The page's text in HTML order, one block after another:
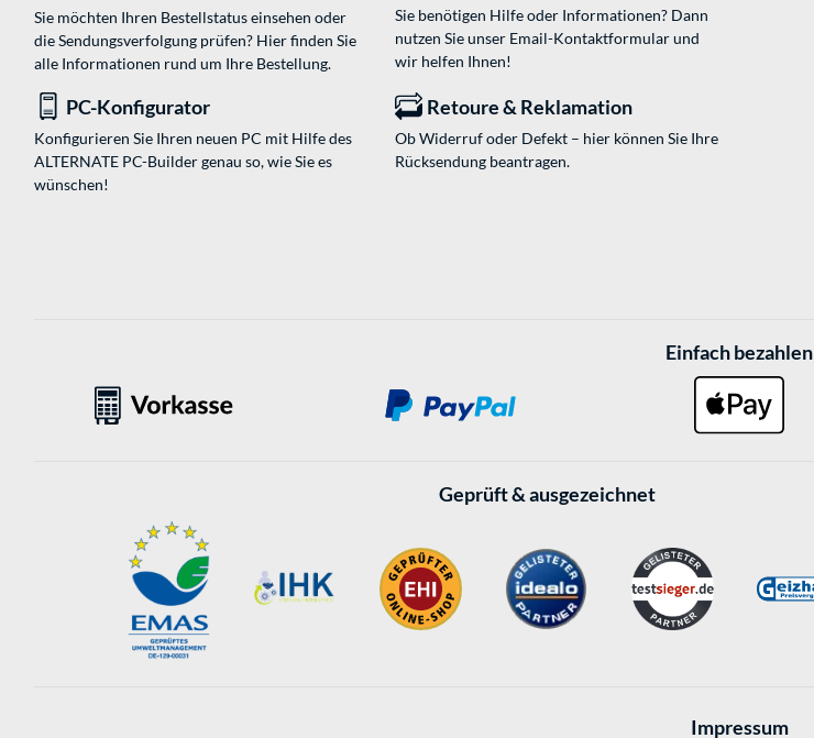
Sie möchten Ihren Bestellstatus einsehen oder
die Sendungsverfolgung prüfen? Hier finden Sie
alle Informationen rund um Ihre Bestellung.
Sie benötigen Hilfe oder Informationen? Dann
nutzen Sie unser Email-Kontaktformularund
wir helfen Ihnen!
PC-Konfigurator
Konfigurieren Sie Ihren neuen PC mit Hilfe des
ALTERNATE PC-Builder genau so, wie Sie es
wünschen!
Retoure & Reklamation
Ob Widerruf oder Defekt – hier können Sie Ihre
Rücksendung beantragen.
Einfach bezahlen
Geprüft & ausgezeichnet
Impressum